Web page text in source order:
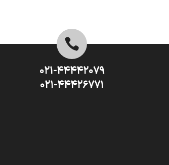

۰۲۱-۴۴۴۴۲۰۷۹
۰۲۱-۴۴۴۲۶۷۷۱